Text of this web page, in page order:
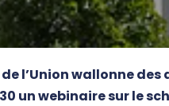
l’Union wallonne
un webinaire sur le